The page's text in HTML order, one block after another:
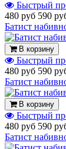
Быстрый
480 руб 590
Батист
В корзину
Быстрый
480 руб 590
Батист
В корзину
Быстрый
480 руб 590
Батист